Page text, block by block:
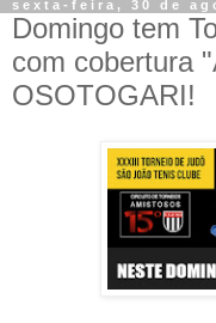
sexta-feira, 30 de
Domingo tem
com cobertura
OSOTOGARI!